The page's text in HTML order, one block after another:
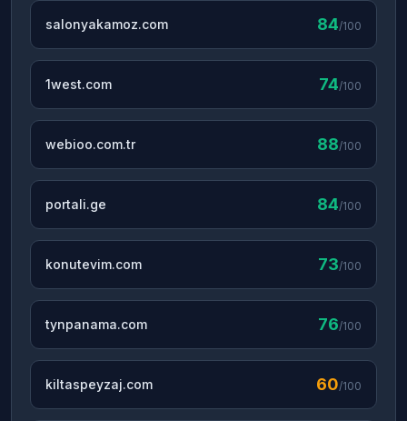
salonyakamoz.com 84/100
1west.com 74/100
webioo.com.tr 88/100
portali.ge 84/100
konutevim.com 73/100
tynpanama.com 76/100
kiltaspeyzaj.com 60/100